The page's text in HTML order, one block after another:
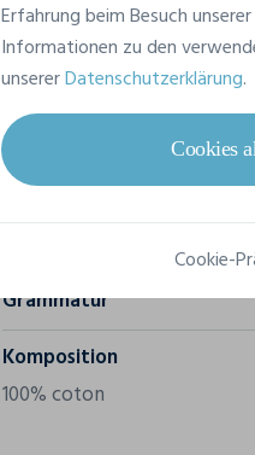
Merkmale
Marke
Grammatur
Komposition
100% coton
Erfahrung beim Besuch
Informationen zu den
unsererDatenschutzerklärung.
Cookies
Cookie-